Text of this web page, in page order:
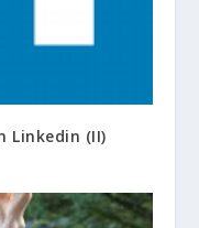
Linkedin (II)